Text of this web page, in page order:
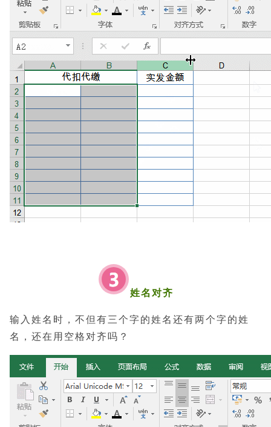
姓名对齐
输入姓名时，不但有三个字的姓名还有两个字的姓
名，还在用空格对齐吗？